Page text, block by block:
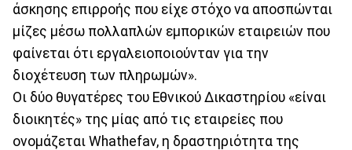
άσκησης επιρροής που είχε στόχο να αποσπώνται
μίζες μέσω πολλαπλών εμπορικών εταιρειών που
φαίνεται ότι εργαλειοποιούνταν για την
διοχέτευση των πληρωμών».
Οι δύο θυγατέρες του Εθνικού Δικαστηρίου «είναι
διοικητές» της μίας από τις εταιρείες που
ονομάζεται Whathefav, η δραστηριότητα της